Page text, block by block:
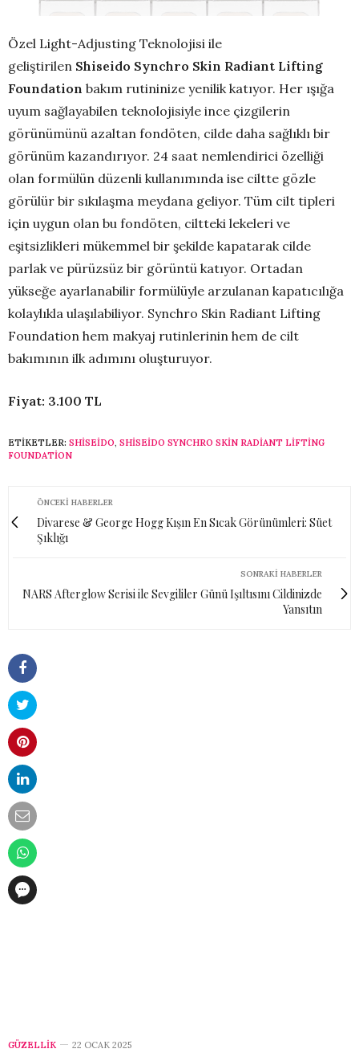
Özel Light-Adjusting Teknolojisi ile
geliştirilen Shiseido Synchro Skin Radiant Lifting
Foundation bakım rutininize yenilik katıyor. Her ışığa
uyum sağlayabilen teknolojisiyle ince çizgilerin
görünümünü azaltan fondöten, cilde daha sağlıklı bir
görünüm kazandırıyor. 24 saat nemlendirici özelliği
olan formülün düzenli kullanımında ise ciltte gözle
görülür bir sıkılaşma meydana geliyor. Tüm cilt tipleri
için uygun olan bu fondöten, ciltteki lekeleri ve
eşitsizlikleri mükemmel bir şekilde kapatarak cilde
parlak ve pürüzsüz bir görüntü katıyor. Ortadan
yükseğe ayarlanabilir formülüyle arzulanan kapatıcılığa
kolaylıkla ulaşılabiliyor. Synchro Skin Radiant Lifting
Foundation hem makyaj rutinlerinin hem de cilt
bakımının ilk adımını oluşturuyor.
Fiyat: 3.100 TL
ETIKETLER: SHISEIDO, SHISEIDO SYNCHRO SKIN RADIANT LIFTING
FOUNDATION
ÖNCEKI HABERLER
Divarese & George Hogg Kışın En Sıcak Görünümleri: Süet
Şıklığı
SONRAKI HABERLER
NARS Afterglow Serisi ile Sevgililer Günü Işıltısını Cildinizde
Yansıtın
GÜZELLİK 22 OCAK 2025